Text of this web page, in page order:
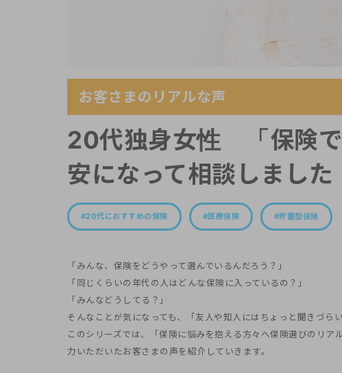
お客さまのリアルな声
20代独身女性 「保険
安になって相談しました
20代におすすめの保険 医療保険 貯蓄型保険
「みんな、保険をどうやって選んでいるんだろう？」
「同じくらいの年代の人はどんな保険に入っているの？」
「みんなどうしてる？」
そんなことが気になっても、「友人や知人にはちょっと聞きづら
このシリーズでは、「保険に悩みを抱える方々へ保険選びのリ
力いただいたお客さまの声を紹介していきます。